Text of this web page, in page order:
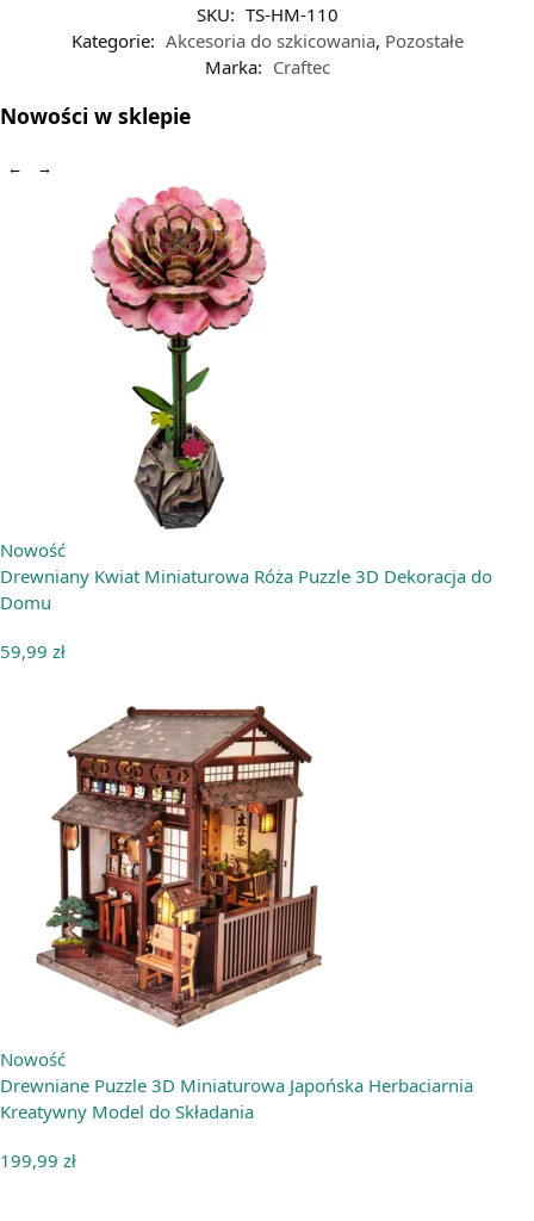
SKU: TS-HM-110
Kategorie: Akcesoria do szkicowania, Pozostałe
Marka: Craftec
Nowości w sklepie
← →
Nowość
Drewniany Kwiat Miniaturowa Róża Puzzle 3D Dekoracja do
Domu
59,99 zł
Nowość
Drewniane Puzzle 3D Miniaturowa Japońska Herbaciarnia
Kreatywny Model do Składania
199,99 zł